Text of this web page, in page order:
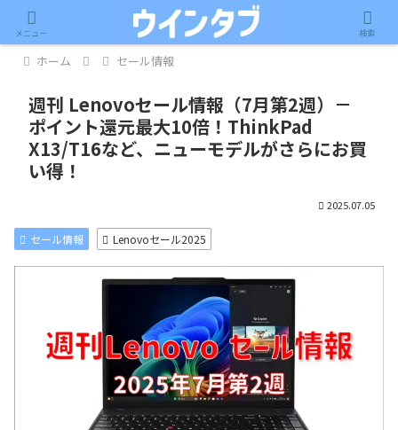
記事内に広告が含まれています。
ホーム セール情報
週刊 Lenovoセール情報（7月第2週）－
ポイント還元最大10倍！ThinkPad
X13/T16など、ニューモデルがさらにお買
い得！
2025.07.05
セール情報 Lenovoセール2025
メニュー 検索